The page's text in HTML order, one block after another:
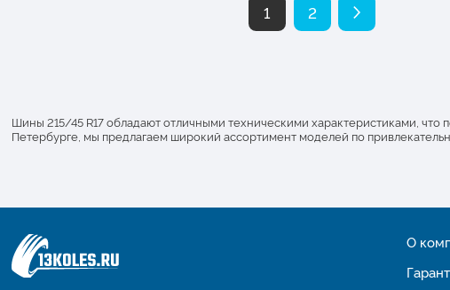
1 2
Шины 215/45 R17 обладают отличными техническими характеристиками, что
Петербурге, мы предлагаем широкий ассортимент моделей по
О